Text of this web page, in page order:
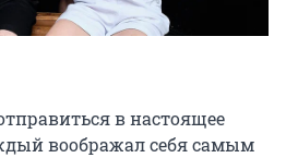
в настоящее
воображал себя самым